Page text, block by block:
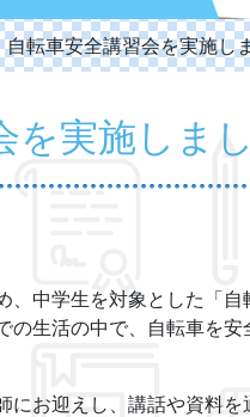
自転車安全講習会を実施し
を実施しま
中学生を対象とした「自
の生活の中で、自転車を
にお迎えし、講話や資料